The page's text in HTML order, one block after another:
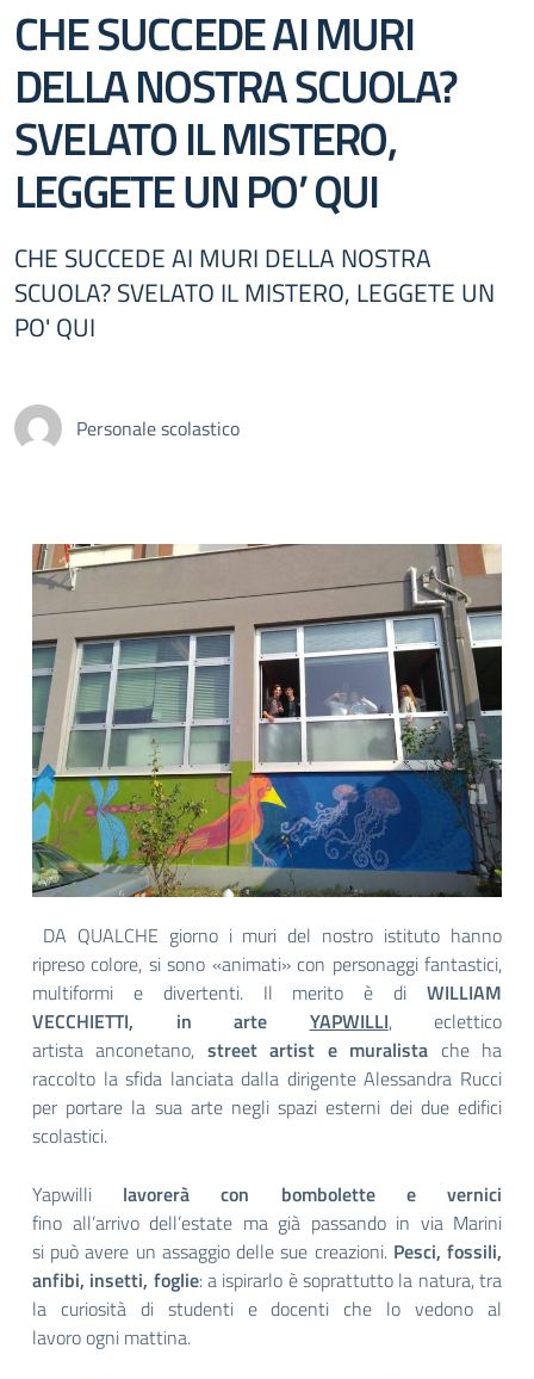
CHE SUCCEDE AI MURI
DELLA NOSTRA SCUOLA?
SVELATO IL MISTERO,
LEGGETE UN PO’ QUI
CHE SUCCEDE AI MURI DELLA NOSTRA
SCUOLA? SVELATO IL MISTERO, LEGGETE UN
PO' QUI
Personale scolastico
DA QUALCHE giorno i muri del nostro istituto hanno
ripreso colore, si sono «animati» con personaggi fantastici,
multiformi e divertenti. Il merito è di WILLIAM
VECCHIETTI, in arte YAPWILLI, eclettico
artista anconetano, street artist e muralista che ha
raccolto la sfida lanciata dalla dirigente Alessandra Rucci
per portare la sua arte negli spazi esterni dei due edifici
scolastici.
Yapwilli lavorerà con bombolette e vernici
fino all’arrivo dell’estate ma già passando in via Marini
si può avere un assaggio delle sue creazioni. Pesci, fossili,
anfibi, insetti, foglie: a ispirarlo è soprattutto la natura, tra
la curiosità di studenti e docenti che lo vedono al
lavoro ogni mattina.